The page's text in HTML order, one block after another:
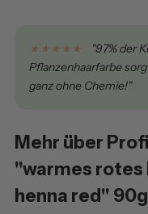
★★★★★
"97% der
Pflanzenhaarfarbe
ganz ohne Chemie!"
Mehr über
"warmes rotes
henna red"